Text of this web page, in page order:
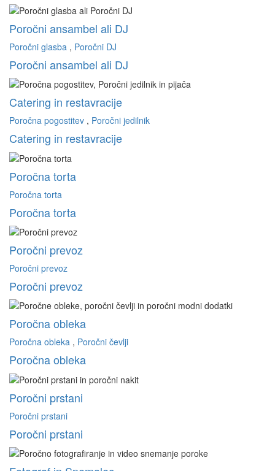
Poročni ansambel ali DJ
Poročni glasba , Poročni DJ
Poročni ansambel ali DJ
Catering in restavracije
Poročna pogostitev , Poročni jedilnik
Catering in restavracije
Poročna torta
Poročna torta
Poročna torta
Poročni prevoz
Poročni prevoz
Poročni prevoz
Poročna obleka
Poročna obleka , Poročni čevlji
Poročna obleka
Poročni prstani
Poročni prstani
Poročni prstani